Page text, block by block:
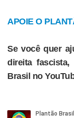
APOIE O
Se você quer
direita
Brasil no